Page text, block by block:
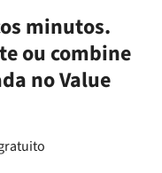
minutos.
ou combine
no Value